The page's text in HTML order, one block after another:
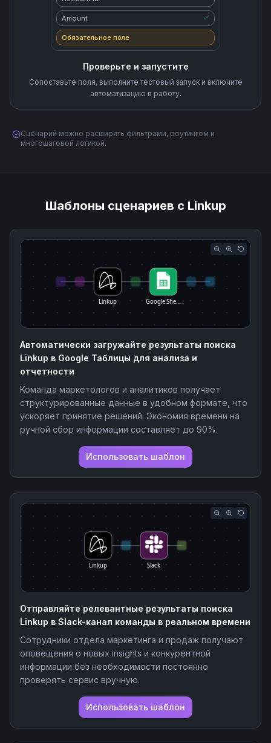
Amount
Обязательное поле
Проверьте и запустите
Сопоставьте поля, выполните тестовый запуск и включите
автоматизацию в работу.
Сценарий можно расширять фильтрами, роутингом и
многошаговой логикой.
Шаблоны сценариев с Linkup
Linkup Google She…
Автоматически загружайте результаты поиска
Linkup в Google Таблицы для анализа и
отчетности
Команда маркетологов и аналитиков получает
структурированные данные в удобном формате, что
ускоряет принятие решений. Экономия времени на
ручной сбор информации составляет до 90%.
Использовать шаблон
Linkup Slack
Отправляйте релевантные результаты поиска
Linkup в Slack-канал команды в реальном времени
Сотрудники отдела маркетинга и продаж получают
оповещения о новых insights и конкурентной
информации без необходимости постоянно
проверять сервис вручную.
Использовать шаблон